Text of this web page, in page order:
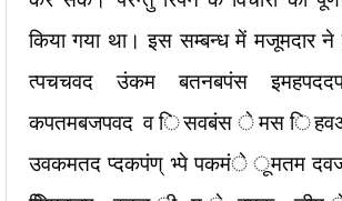
किया गया था। इस सम्बन्ध में मजूमदार
त्पचचवद उंकम बतनबपंस
कपतमबजपवद व िसवबंस ेमस
उवकमतद प्दकपंण् भ्पे पकमंे ूमतम